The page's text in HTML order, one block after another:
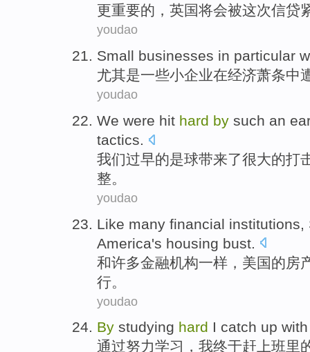
更重要的， 英国将会被这次信贷
youdao
Small businesses in particular
尤其是一些小企业在经济萧条中
youdao
We were hit hard by such an
tactics.
我们过早的是球带来了很大的打
整。
youdao
Like many financial institutions
America's housing bust
和许多金融机构一样， 美国的房
行。
youdao
By studying hard I catch up with
通过努力学习 ， 我终于赶上班里